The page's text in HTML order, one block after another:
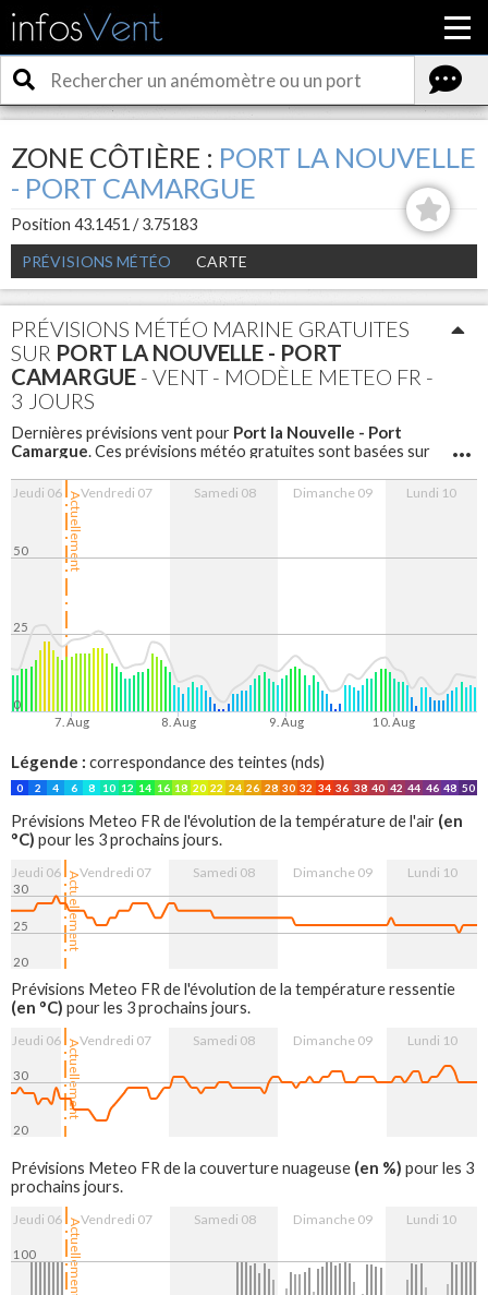
ZONE CÔTIÈRE : PORT LA NOUVELLE
- PORT CAMARGUE
Position 43.1451 / 3.75183
PRÉVISIONS MÉTÉO
CARTE
PRÉVISIONS MÉTÉO MARINE GRATUITES
SUR PORT LA NOUVELLE - PORT
CAMARGUE - VENT - MODÈLE METEO FR -
3 JOURS
Dernières prévisions vent pour Port la Nouvelle - Port
Camargue. Ces prévisions météo gratuites sont basées sur
pour les 3 prochains jours avec un pas d'une heure.
Actuellement
Jeudi 06 Vendredi 07 Samedi 08 Dimanche 09 Lundi 10
7. Aug 8. Aug 9. Aug 10. Aug
0
25
50
Légende : correspondance des teintes (nds)
0 2 4 6 8 10 12 14 16 18 20 22 24 26 28 30 32 34 36 38 40 42 44 46 48 50
Prévisions Meteo FR de l'évolution de la température de l'air (en
°C) pour les 3 prochains jours.
Actuellement
Jeudi 06 Vendredi 07 Samedi 08 Dimanche 09 Lundi 10
20
25
30
Prévisions Meteo FR de l'évolution de la température ressentie
(en °C) pour les 3 prochains jours.
Actuellement
Jeudi 06 Vendredi 07 Samedi 08 Dimanche 09 Lundi 10
20
30
Prévisions Meteo FR de la couverture nuageuse (en %) pour les 3
prochains jours.
Actuellement
Jeudi 06 Vendredi 07 Samedi 08 Dimanche 09 Lundi 10
100